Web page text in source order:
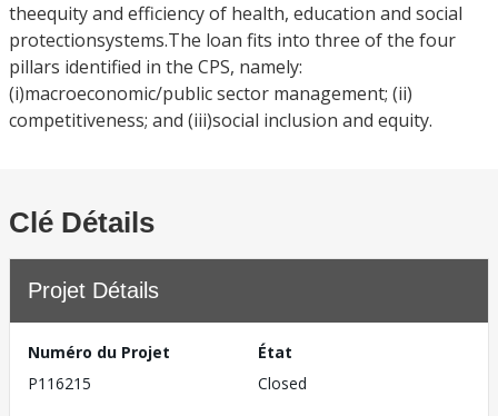
theequity and efficiency of health, education and social
protectionsystems.The loan fits into three of the four
pillars identified in the CPS, namely:
(i)macroeconomic/public sector management; (ii)
competitiveness; and (iii)social inclusion and equity.
Clé Détails
Projet Détails
Numéro du Projet
P116215
État
Closed